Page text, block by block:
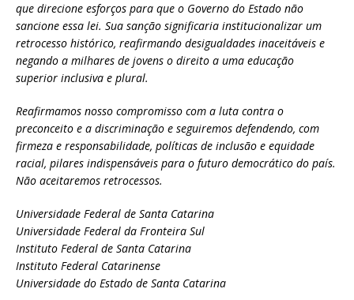
que direcione esforços para que o Governo do Estado não
sancione essa lei. Sua sanção significaria institucionalizar um
retrocesso histórico, reafirmando desigualdades inaceitáveis e
negando a milhares de jovens o direito a uma educação
superior inclusiva e plural.
Reafirmamos nosso compromisso com a luta contra o
preconceito e a discriminação e seguiremos defendendo, com
firmeza e responsabilidade, políticas de inclusão e equidade
racial, pilares indispensáveis para o futuro democrático do país.
Não aceitaremos retrocessos.
Universidade Federal de Santa Catarina
Universidade Federal da Fronteira Sul
Instituto Federal de Santa Catarina
Instituto Federal Catarinense
Universidade do Estado de Santa Catarina